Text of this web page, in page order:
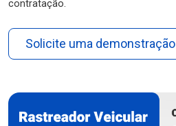
contratação.
Solicite uma demonstração